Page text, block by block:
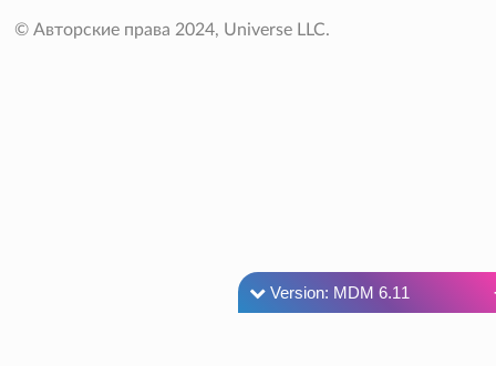
© Авторские права 2024, Universe LLC.
Version: MDM 6.11